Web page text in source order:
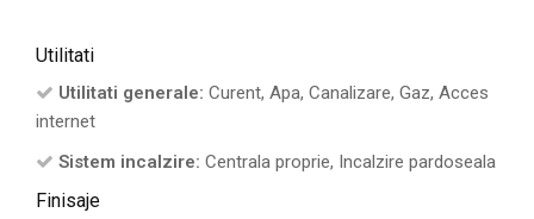
Utilitati
Utilitati generale: Curent, Apa, Canalizare, Gaz, Acces
internet
Sistem incalzire: Centrala proprie, Incalzire pardoseala
Finisaje